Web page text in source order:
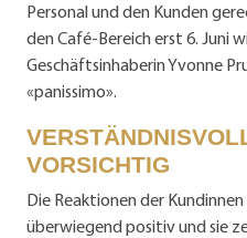
Personal und den Kunden
den Café-Bereich erst 6. Juni
Geschäftsinhaberin Yvonne
«panissimo».
VORSICHTIG
Die Reaktionen der
überwiegend positiv und sie